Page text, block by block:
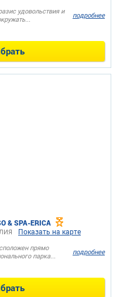
удовольствия и
подробнее
& SPA-ERICA
Показать на карте
прямо
парка...
подробнее